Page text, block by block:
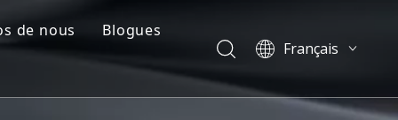
de nous Blogues
Blogues
Français
العربية